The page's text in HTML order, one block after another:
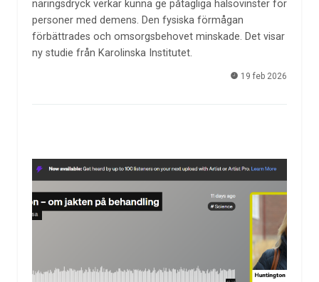
näringsdryck verkar kunna ge påtagliga hälsovinster för
personer med demens. Den fysiska förmågan
förbättrades och omsorgsbehovet minskade. Det visar
ny studie från Karolinska Institutet.
19 feb 2026